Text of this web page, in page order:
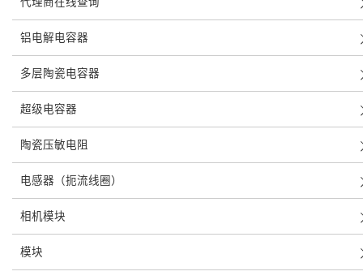
铝电解电容器
多层陶瓷电容器
超级电容器
陶瓷压敏电阻
电感器（扼流线圈）
相机模块
模块